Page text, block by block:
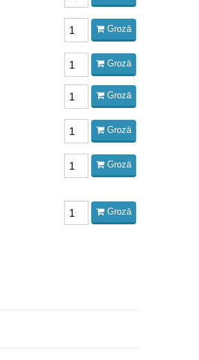
Grozā
Grozā
Grozā
Grozā
Grozā
Grozā